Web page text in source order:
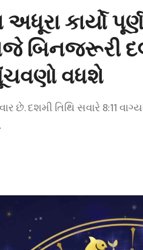
કાર્યો
​​બિનજરૂરી
વધશે
દશમી તિથિ સવારે 8:11